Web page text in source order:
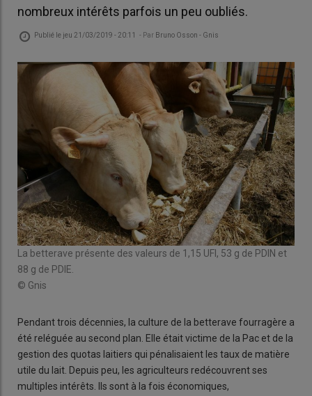
nombreux intérêts parfois un peu oubliés.
Publié le jeu 21/03/2019 - 20:11 - Par Bruno Osson - Gnis
La betterave présente des valeurs de 1,15 UFl, 53 g de PDIN et
88 g de PDIE.
© Gnis
Pendant trois décennies, la culture de la betterave fourragère a
été reléguée au second plan. Elle était victime de la Pac et de la
gestion des quotas laitiers qui pénalisaient les taux de matière
utile du lait. Depuis peu, les agriculteurs redécouvrent ses
multiples intérêts. Ils sont à la fois économiques,